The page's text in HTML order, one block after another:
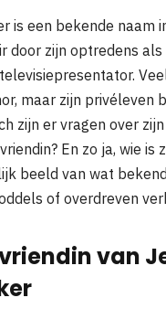
is een bekende naam
door zijn optredens als
maar zijn privéleven
zijn er vragen over
En zo ja, wie is
beeld van wat
of overdreven
van